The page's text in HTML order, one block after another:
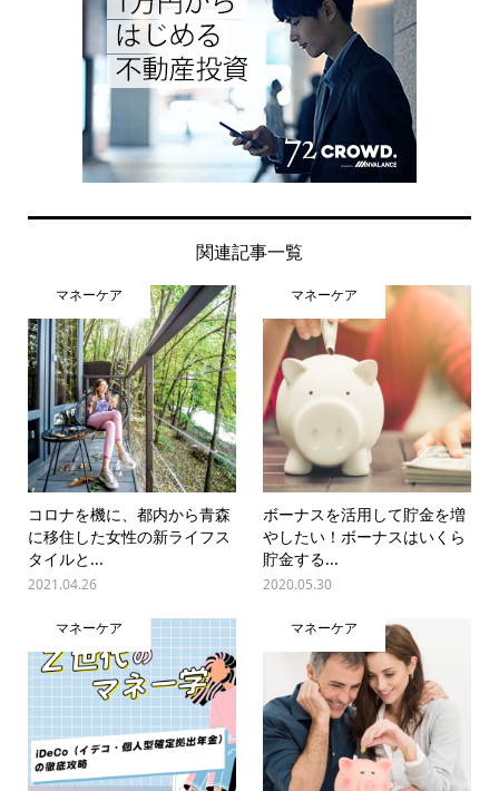
関連記事一覧
マネーケア
コロナを機に、都内から青森
に移住した女性の新ライフス
タイルと...
2021.04.26
マネーケア
ボーナスを活用して貯金を増
やしたい！ボーナスはいくら
貯金する...
2020.05.30
マネーケア マネーケア